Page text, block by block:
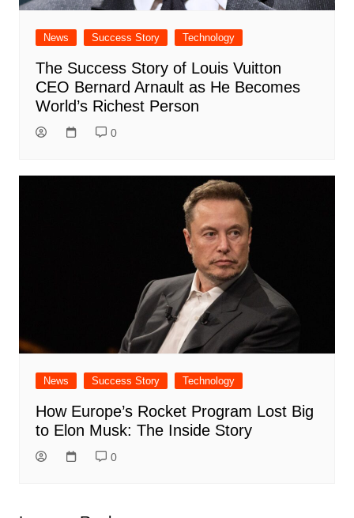
News Success Story Technology
The Success Story of Louis Vuitton
CEO Bernard Arnault as He Becomes
World’s Richest Person
0
News Success Story Technology
How Europe’s Rocket Program Lost Big
to Elon Musk: The Inside Story
0